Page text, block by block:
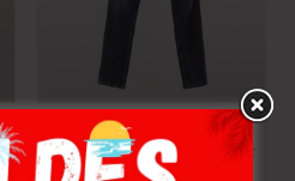
LEE COOPER JEAN
RAMY-46 ANNSO ENF
GG